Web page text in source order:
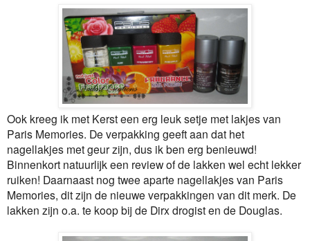
Ook kreeg ik met Kerst een erg leuk setje met lakjes van
Paris Memories. De verpakking geeft aan dat het
nagellakjes met geur zijn, dus ik ben erg benieuwd!
Binnenkort natuurlijk een review of de lakken wel echt lekker
ruiken! Daarnaast nog twee aparte nagellakjes van Paris
Memories, dit zijn de nieuwe verpakkingen van dit merk. De
lakken zijn o.a. te koop bij de Dirx drogist en de Douglas.